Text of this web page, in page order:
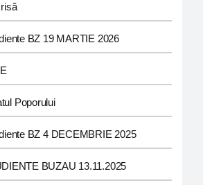
BZ 19 MARTIE 2026
Poporului
BZ 4 DECEMBRIE 2025
BUZAU 13.11.2025